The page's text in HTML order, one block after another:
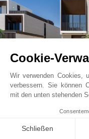
Dubai, Vereinigte
V0017DU
Cookie-
Wir verwenden Cookies,
verbessern. Sie können
mit den unten stehenden
Schließen